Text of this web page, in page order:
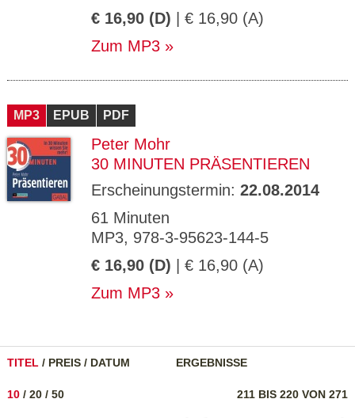
€ 16,90 (D) | € 16,90 (A)
Zum MP3
MP3 EPUB PDF
Peter Mohr
30 MINUTEN PRÄSENTIEREN
Erscheinungstermin: 22.08.2014
61 Minuten
MP3, 978-3-95623-144-5
€ 16,90 (D) | € 16,90 (A)
Zum MP3
TITEL / PREIS / DATUM ERGEBNISSE
211 BIS 220 VON 271
10 / 20 / 50